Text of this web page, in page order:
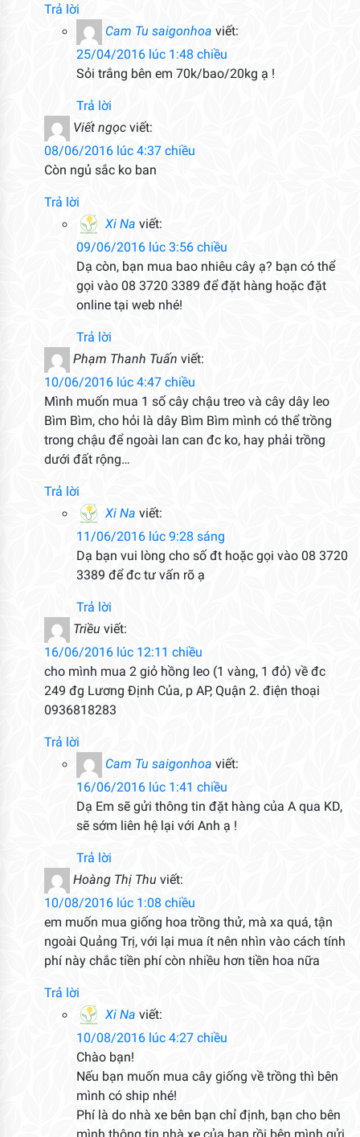
Trả lời
Cam Tu saigonhoa viết:
25/04/2016 lúc 1:48 chiều
Sỏi trắng bên em 70k/bao/20kg ạ !
Trả lời
Viết ngọc viết:
08/06/2016 lúc 4:37 chiều
Còn ngủ sắc ko ban
Trả lời
Xi Na viết:
09/06/2016 lúc 3:56 chiều
Dạ còn, bạn mua bao nhiêu cây ạ? bạn có thể
gọi vào 08 3720 3389 để đặt hàng hoặc đặt
online tại web nhé!
Trả lời
Phạm Thanh Tuấn viết:
10/06/2016 lúc 4:47 chiều
Mình muốn mua 1 số cây chậu treo và cây dây leo
Bìm Bìm, cho hỏi là dây Bìm Bìm mình có thể trồng
trong chậu để ngoài lan can đc ko, hay phải trồng
dưới đất rộng…
Trả lời
Xi Na viết:
11/06/2016 lúc 9:28 sáng
Dạ bạn vui lòng cho số đt hoặc gọi vào 08 3720
3389 để đc tư vấn rõ ạ
Trả lời
Triều viết:
16/06/2016 lúc 12:11 chiều
cho mình mua 2 giỏ hồng leo (1 vàng, 1 đỏ) về đc
249 đg Lương Định Của, p AP, Quận 2. điện thoại
0936818283
Trả lời
Cam Tu saigonhoa viết:
16/06/2016 lúc 1:41 chiều
Dạ Em sẽ gửi thông tin đặt hàng của A qua KD,
sẽ sớm liên hệ lại với Anh ạ !
Trả lời
Hoàng Thị Thu viết:
10/08/2016 lúc 1:08 chiều
em muốn mua giống hoa trồng thử, mà xa quá, tận
ngoài Quảng Trị, với lại mua ít nên nhìn vào cách tính
phí này chắc tiền phí còn nhiều hơn tiền hoa nữa
Trả lời
Xi Na viết:
10/08/2016 lúc 4:27 chiều
Chào bạn!
Nếu bạn muốn mua cây giống về trồng thì bên
mình có ship nhé!
Phí là do nhà xe bên bạn chỉ định, bạn cho bên